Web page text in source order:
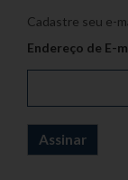
Cadastre seu e-
Endereço de E-